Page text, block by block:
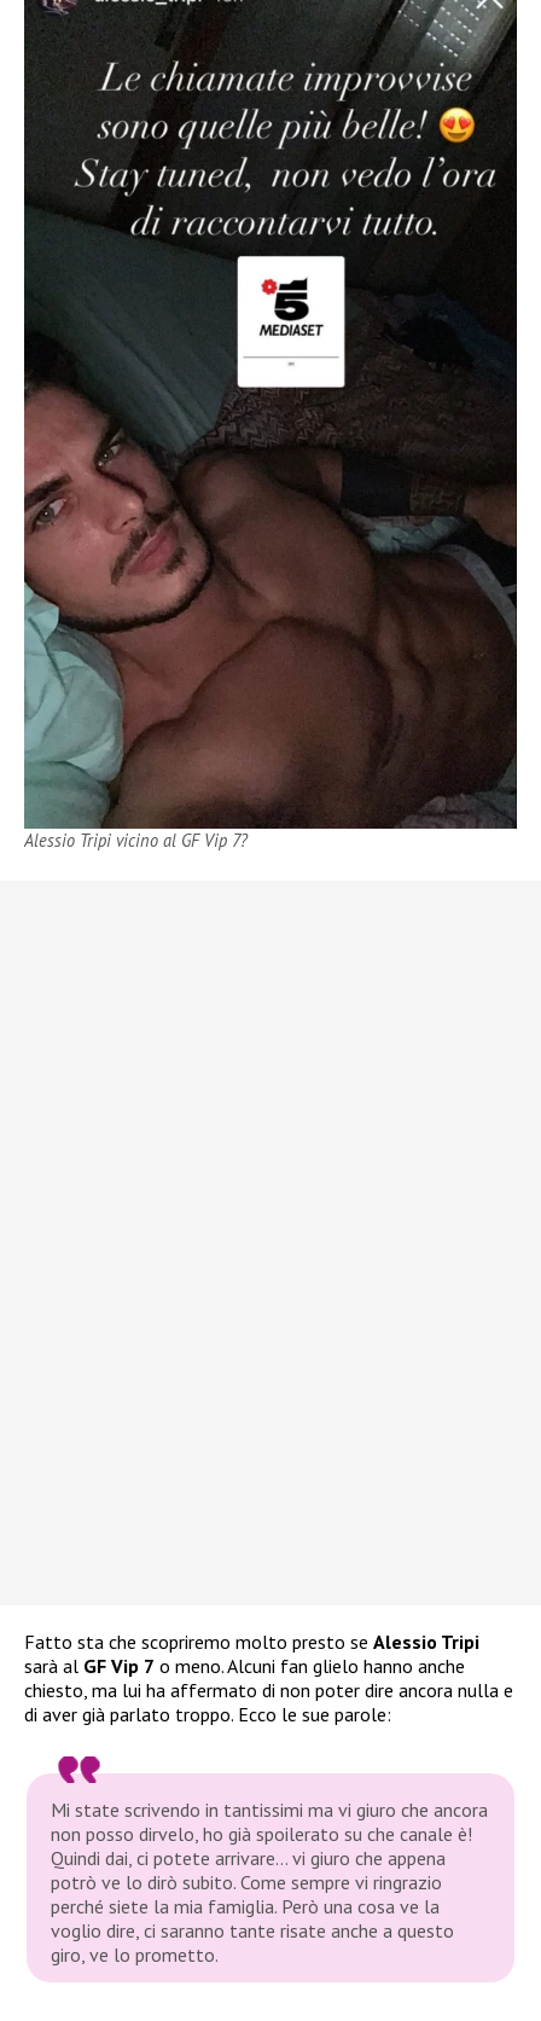
Alessio Tripi vicino al GF Vip 7?
Fatto sta che scopriremo molto presto se Alessio Tripi
sarà al GF Vip 7 o meno. Alcuni fan glielo hanno anche
chiesto, ma lui ha affermato di non poter dire ancora nulla e
di aver già parlato troppo. Ecco le sue parole:
Mi state scrivendo in tantissimi ma vi giuro che ancora
non posso dirvelo, ho già spoilerato su che canale è!
Quindi dai, ci potete arrivare… vi giuro che appena
potrò ve lo dirò subito. Come sempre vi ringrazio
perché siete la mia famiglia. Però una cosa ve la
voglio dire, ci saranno tante risate anche a questo
giro, ve lo prometto.